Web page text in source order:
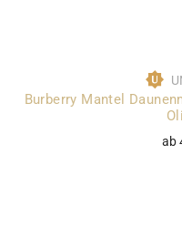
Burberry Mantel
ab